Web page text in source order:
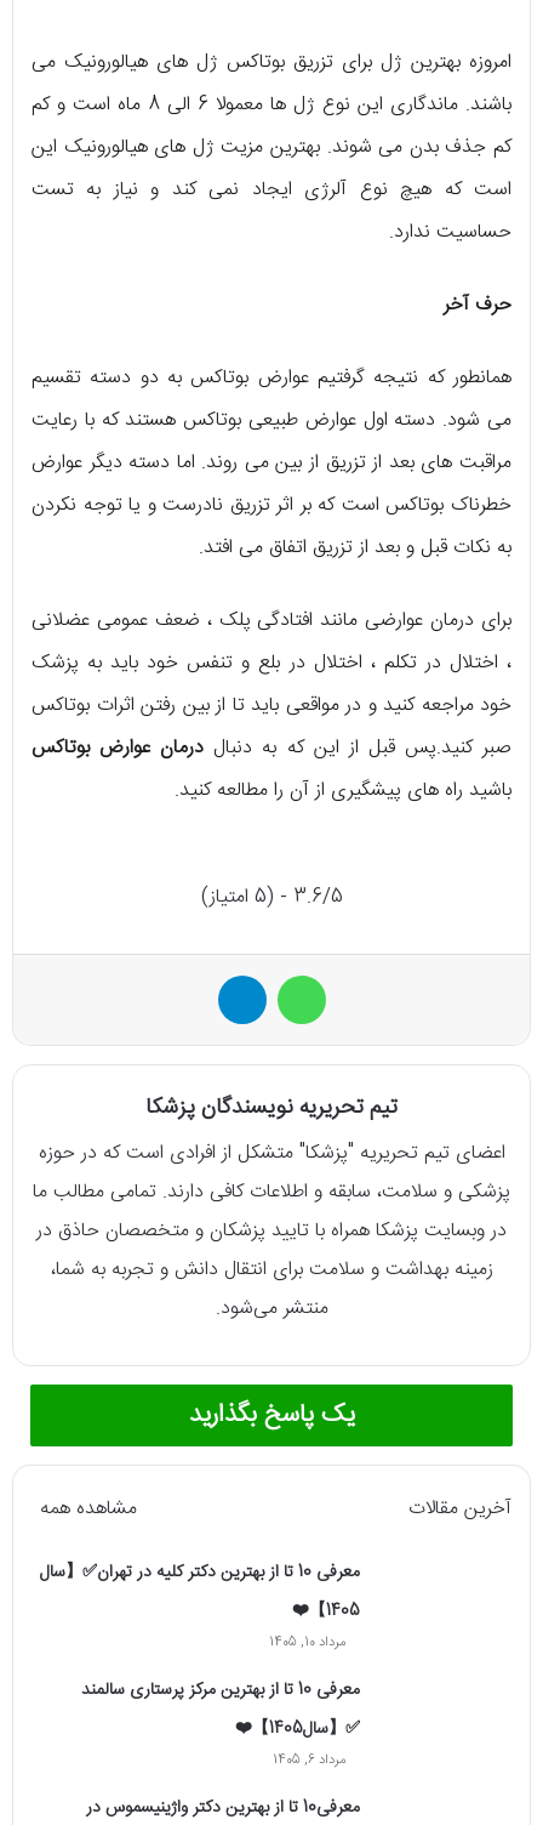
امروزه بهترین ژل برای تزریق بوتاکس ژل های هیالورونیک می
باشند. ماندگاری این نوع ژل ها معمولا 6 الی 8 ماه است و کم
کم جذف بدن می شوند. بهترین مزیت ژل های هیالورونیک این
است که هیچ نوع آلرژی ایجاد نمی کند و نیاز به تست
حساسیت ندارد.
حرف آخر
همانطور که نتیجه گرفتیم عوارض بوتاکس به دو دسته تقسیم
می شود. دسته اول عوارض طبیعی بوتاکس هستند که با رعایت
مراقبت های بعد از تزریق از بین می روند. اما دسته دیگر عوارض
خطرناک بوتاکس است که بر اثر تزریق نادرست و یا توجه نکردن
به نکات قبل و بعد از تزریق اتفاق می افتد.
برای درمان عوارضی مانند افتادگی پلک ، ضعف عمومی عضلانی
، اختلال در تکلم ، اختلال در بلع و تنفس خود باید به پزشک
خود مراجعه کنید و در مواقعی باید تا از بین رفتن اثرات بوتاکس
صبر کنید.پس قبل از این که به دنبال درمان عوارض بوتاکس
باشید راه های پیشگیری از آن را مطالعه کنید.
3.6/5 - (5 امتیاز)
واتس آپ
تیم تحریریه نویسندگان پزشکا
اعضای تیم تحریریه "پزشکا" متشکل از افرادی است که در حوزه
پزشکی و سلامت، سابقه و اطلاعات کافی دارند. تمامی مطالب ما
در وبسایت پزشکا همراه با تایید پزشکان و متخصصان حاذق در
زمینه بهداشت و سلامت برای انتقال دانش و تجربه به شما،
منتشر می‌شود.
یک پاسخ بگذارید
آخرین مقالات مشاهده همه
معرفی 10 تا از بهترین دکتر کلیه در تهران✅【سال
1405】❤️
مرداد 10, 1405
معرفی 10 تا از بهترین مرکز پرستاری سالمند
✅【سال1405】❤️
مرداد 6, 1405
معرفی10 تا از بهترین دکتر واژینیسموس در